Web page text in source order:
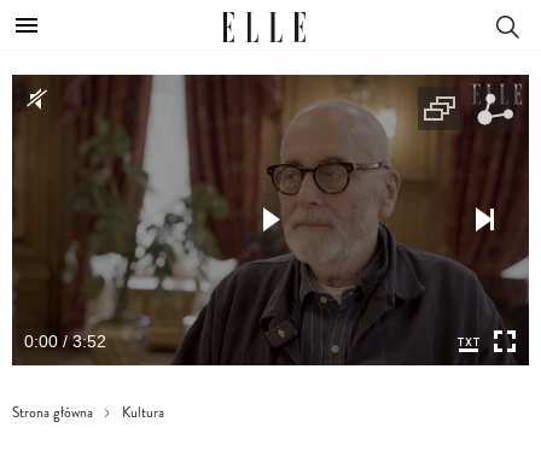
0:00 / 3:52
Strona główna Kultura